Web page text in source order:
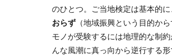
のひとつ。ご当地検定は基本的に
おらず （地域振興という目的か
モノが受験するには地理的な制
んな風潮に真っ向から逆行する